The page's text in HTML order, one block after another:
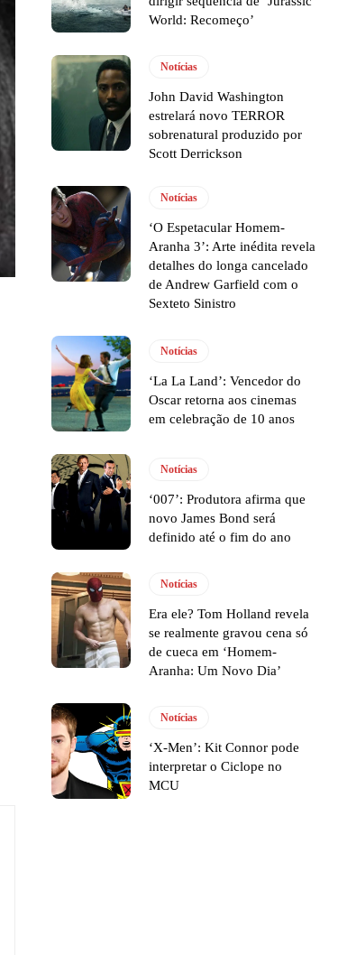
World: Recomeço’
Notícias
John David Washington
estrelará novo TERROR
sobrenatural produzido por
Scott Derrickson
Notícias
‘O Espetacular Homem-
Aranha 3’: Arte inédita revela
detalhes do longa cancelado
de Andrew Garfield com o
Sexteto Sinistro
Notícias
‘La La Land’: Vencedor do
Oscar retorna aos cinemas
em celebração de 10 anos
Notícias
‘007’: Produtora afirma que
novo James Bond será
definido até o fim do ano
Notícias
Era ele? Tom Holland revela
se realmente gravou cena só
de cueca em ‘Homem-
Aranha: Um Novo Dia’
Notícias
‘X-Men’: Kit Connor pode
interpretar o Ciclope no
MCU